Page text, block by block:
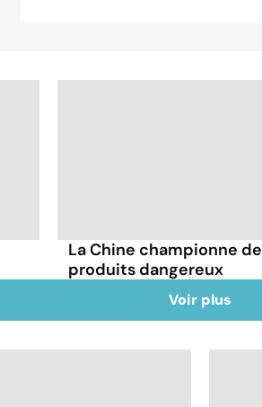
La Chine championne
produits dangereux
Voir plus